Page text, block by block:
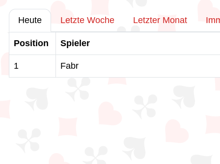
Heute Letzte Woche Letzter Monat
Position Spieler
1 Fabr